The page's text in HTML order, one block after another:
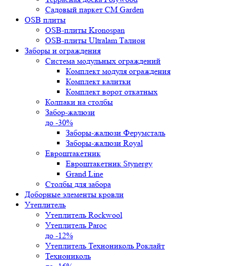
Садовый паркет CM Garden
OSB плиты
OSB-плиты Kronospan
OSB-плиты Ultralam Талион
Заборы и ограждения
Система модульных ограждений
Комплект модуля ограждения
Комплект калитки
Комплект ворот откатных
Колпаки на столбы
Забор-жалюзи
до -30%
Заборы-жалюзи Ферумсталь
Заборы-жалюзи Royal
Евроштакетник
Евроштакетник Stynergy
Grand Line
Столбы для забора
Доборные элементы кровли
Утеплитель
Утеплитель Rockwool
Утеплитель Paroc
до -12%
Утеплитель Технониколь Роклайт
Технониколь